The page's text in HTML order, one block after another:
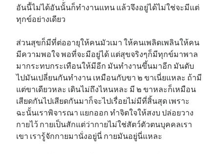
อันนี้ไม่ได้อันนั้นก็ทำงานแทน แล้วจึงอยู่ได้ไม่ใช่จะมีแต่
ทุกข์อย่างเดียว
ส่วนสุขก็มีที่ต่ออายุให้คนมัวเมา ให้คนเพลิดเพลินให้คน
มีความพอใจ พอที่จะมีอยู่ได้ แต่สุขจริงๆก็มีทุกข์มาพาล
มากระทบกระเทือนให้มีอีก มันทำงานขึ้นมาอีก มันดับ
ไปมันเปลี่ยนกันทำงาน เหมือนกับขา ๒ ขาเนี่ยแหละ ถ้ามี
แต่ขาเดียวหละ เดินไม่ถึงไหนหละ มี ๒ ขาหละก็เหมือน
เสียดกันไปเสียดกันมาก็จะไปเรื่อยไม่มีที่สิ้นสุด เพราะ
ฉะนั้นเราพิจารณา แยกออก ทำจิตใจให้สงบ ปล่อยวาง
กายไว้ กายเป็นสักแต่ว่ากายไม่ใช่สัตว์ตัวตนบุคคลเรา
เขา เรารู้จักกายมานั่งอยู่นี่ กายมันอยู่นี่แหละ